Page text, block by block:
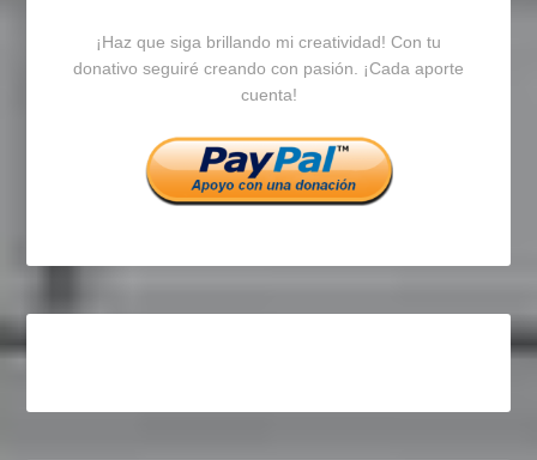
en
Facebook
en
Twitter
en
Instagram
¡Haz que siga brillando mi creatividad! Con tu
donativo seguiré creando con pasión. ¡Cada aporte
cuenta!